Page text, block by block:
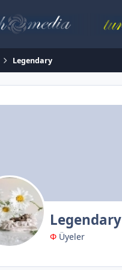
Legendary
Legendary
ΦÜyeler